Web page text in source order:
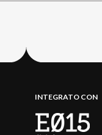
INTEGRATO CON